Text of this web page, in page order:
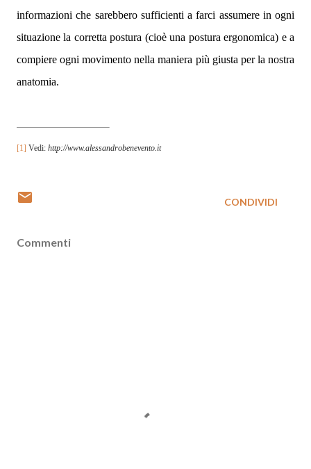
informazioni che sarebbero sufficienti a farci assumere in ogni
situazione la corretta postura (cioè una postura ergonomica) e a
compiere ogni movimento nella maniera più giusta per la nostra
anatomia.
[1] Vedi: http://www.alessandrobenevento.it
CONDIVIDI
Commenti